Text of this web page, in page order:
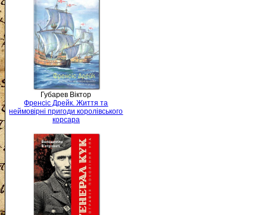
Губарев Віктор
Френсіс Дрейк. Життя та
неймовірні пригоди королівського
корсара